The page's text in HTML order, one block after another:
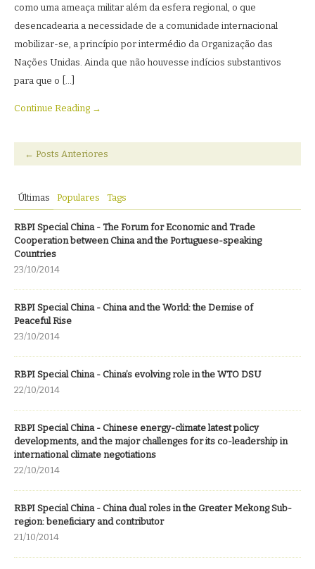
como uma ameaça militar além da esfera regional, o que
desencadearia a necessidade de a comunidade internacional
mobilizar-se, a princípio por intermédio da Organização das
Nações Unidas. Ainda que não houvesse indícios substantivos
para que o […]
Continue Reading →
← Posts Anteriores
Últimas Populares Tags
RBPI Special China - The Forum for Economic and Trade
Cooperation between China and the Portuguese-speaking
Countries
23/10/2014
RBPI Special China - China and the World: the Demise of
Peaceful Rise
23/10/2014
RBPI Special China - China’s evolving role in the WTO DSU
22/10/2014
RBPI Special China - Chinese energy-climate latest policy
developments, and the major challenges for its co-leadership in
international climate negotiations
22/10/2014
RBPI Special China - China dual roles in the Greater Mekong Sub-
region: beneficiary and contributor
21/10/2014